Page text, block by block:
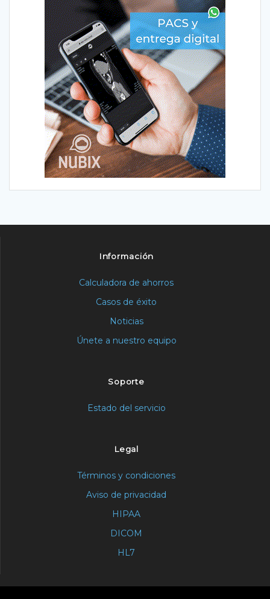
Información
Calculadora de ahorros
Casos de éxito
Noticias
Únete a nuestro equipo
Soporte
Estado del servicio
Legal
Términos y condiciones
Aviso de privacidad
HIPAA
DICOM
HL7